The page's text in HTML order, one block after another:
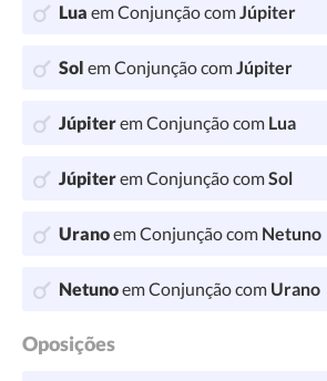
Lua em Conjunção comJúpiter
Sol em Conjunção comJúpiter
Júpiterem Conjunção com Lua
Júpiterem Conjunção comSol
Uranoem Conjunção com Netuno
Netunoem Conjunção com Urano
Oposições